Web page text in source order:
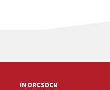
IN DRESDEN